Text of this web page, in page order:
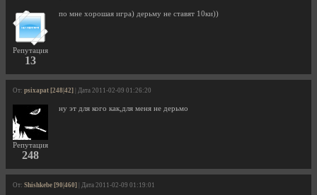
Репутация
13
по мне хорошая игра) дерьму не ставят 10ки))
От: psixapat [248|42] | Дата 2011-02-09 01:26:20
Репутация
248
ну эт для кого как,для меня не дерьмо
От: Shishkebe [90|460] | Дата 2011-02-09 01:19:01